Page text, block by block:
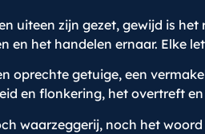
uiteen zijn gezet, gewijd is
en het handelen ernaar. Elke
oprechte getuige, een
en flonkering, het overtreft
waarzeggerij, noch het